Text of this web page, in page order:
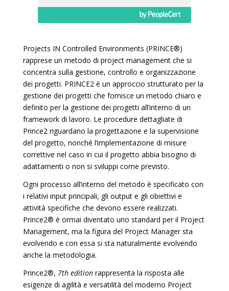
Projects IN Controlled Environments (PRINCE®)
rapprese un metodo di project management che si
concentra sulla gestione, controllo e organizzazione
dei progetti. PRINCE2 è un approccio strutturato per la
gestione dei progetti che fornisce un metodo chiaro e
definito per la gestione dei progetti all’interno di un
framework di lavoro. Le procedure dettagliate di
Prince2 riguardano la progettazione e la supervisione
del progetto, nonché l’implementazione di misure
correttive nel caso in cui il progetto abbia bisogno di
adattamenti o non si sviluppi come previsto.
Ogni processo all’interno del metodo è specificato con
i relativi input principali, gli output e gli obiettivi e
attività specifiche che devono essere realizzati.
Prince2® è ormai diventato uno standard per il Project
Management, ma la figura del Project Manager sta
evolvendo e con essa si sta naturalmente evolvendo
anche la metodologia.
Prince2®, 7th editionrappresenta la risposta alle
esigenze di agilità e versatilità del moderno Project